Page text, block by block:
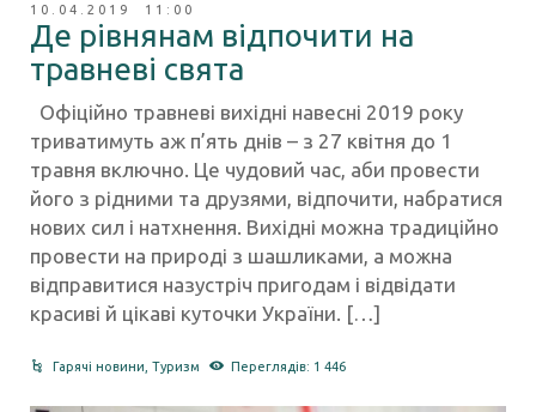
10.04.2019 11:00
Де рівнянам відпочити на
травневі свята
Офіційно травневі вихідні навесні 2019 року
триватимуть аж п’ять днів – з 27 квітня до 1
травня включно. Це чудовий час, аби провести
його з рідними та друзями, відпочити, набратися
нових сил і натхнення. Вихідні можна традиційно
провести на природі з шашликами, а можна
відправитися назустріч пригодам і відвідати
красиві й цікаві куточки України. […]
Гарячі новини ,Туризм Переглядів: 1 446